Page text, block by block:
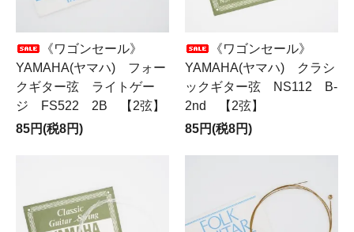
《ワゴンセール》
YAMAHA(ヤマハ) フォー
クギター弦 ライトゲー
ジ FS522 2B 【2弦】
85円(税8円)
《ワゴンセール》
YAMAHA(ヤマハ) クラシ
ックギター弦 NS112 B-
2nd 【2弦】
85円(税8円)